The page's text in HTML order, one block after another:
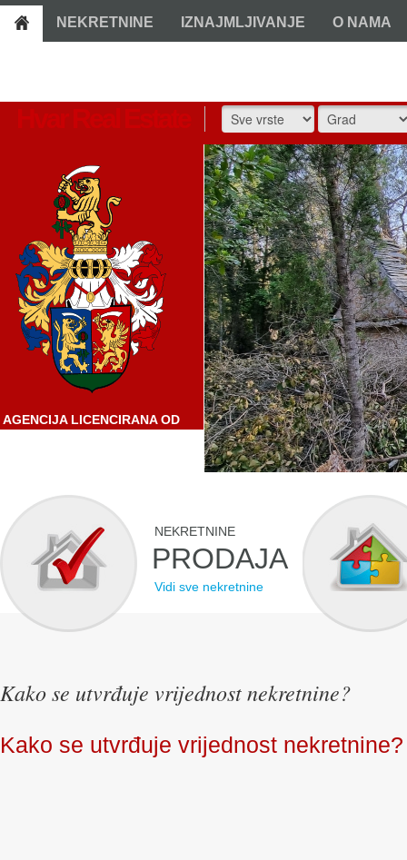
NEKRETNINE IZNAJMLJIVANJE O NAMA
AGENCIJA LICENCIRANA OD
STRANE HRVATSKE
NEKRETNINE
PRODAJA
Vidi sve nekretnine
Kako se utvrđuje vrijednost nekretnine?
Kako se utvrđuje vrijednost nekretnine?